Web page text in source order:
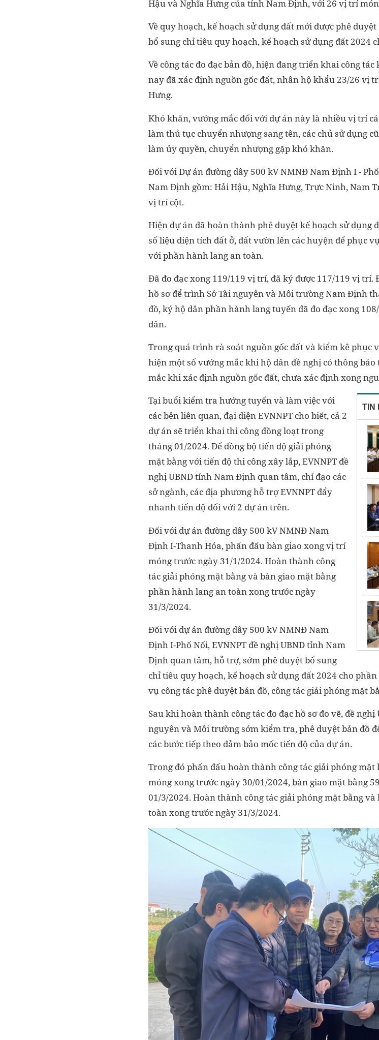
Hậu và Nghĩa Hưng của tỉnh Nam Định, với 26 vị trí
Về quy hoạch, kế hoạch sử dụng đất mới được phê
bổ sung chỉ tiêu quy hoạch, kế hoạch sử dụng đất 2024
Về công tác đo đạc bản đồ, hiện đang triển khai công
nay đã xác định nguồn gốc đất, nhân hộ khẩu 23/26 vị
Hưng.
Khó khăn, vướng mắc đối với dự án này là nhiều vị trí
làm thủ tục chuyển nhượng sang tên, các chủ sử dụng
làm ủy quyền, chuyển nhượng gặp khó khăn.
Đối với Dự án đường dây 500 kV NMNĐ Nam Định I -
Nam Định gồm: Hải Hậu, Nghĩa Hưng, Trực Ninh, Nam
vị trí cột.
Hiện dự án đã hoàn thành phê duyệt kế hoạch sử dụng
số liệu diện tích đất ở, đất vườn lên các huyện để phục
với phần hành lang an toàn.
Đã đo đạc xong 119/119 vị trí, đã ký được 117/119 vị
hồ sơ để trình Sở Tài nguyên và Môi trường Nam Định
đồ, ký hộ dân phần hành lang tuyến đã đo đạc xong
dân.
Trong quá trình rà soát nguồn gốc đất và kiểm kê phục
hiện một số vướng mắc khi hộ dân đề nghị có thông
mắc khi xác định nguồn gốc đất, chưa xác định xong
TIN
Tại buổi kiểm tra hướng tuyến và làm việc với
các bên liên quan, đại diện EVNNPT cho biết, cả 2
dự án sẽ triển khai thi công đồng loạt trong
tháng 01/2024. Để đồng bộ tiến độ giải phóng
mặt bằng với tiến độ thi công xây lắp, EVNNPT đề
nghị UBND tỉnh Nam Định quan tâm, chỉ đạo các
sở ngành, các địa phương hỗ trợ EVNNPT đẩy
nhanh tiến độ đối với 2 dự án trên.
Đối với dự án đường dây 500 kV NMNĐ Nam
Định I-Thanh Hóa, phấn đấu bàn giao xong vị trí
móng trước ngày 31/1/2024. Hoàn thành công
tác giải phóng mặt bằng và bàn giao mặt bằng
phần hành lang an toàn xong trước ngày
31/3/2024.
Đối với dự án đường dây 500 kV NMNĐ Nam
Định I-Phố Nối, EVNNPT đề nghị UBND tỉnh Nam
Định quan tâm, hỗ trợ, sớm phê duyệt bổ sung
chỉ tiêu quy hoạch, kế hoạch sử dụng đất 2024 cho
vụ công tác phê duyệt bản đồ, công tác giải phóng mặt
Sau khi hoàn thành công tác đo đạc hồ sơ đo vẽ, đề
nguyên và Môi trường sớm kiểm tra, phê duyệt bản đồ
các bước tiếp theo đảm bảo mốc tiến độ của dự án.
Trong đó phấn đấu hoàn thành công tác giải phóng
móng xong trước ngày 30/01/2024, bàn giao mặt bằng
01/3/2024. Hoàn thành công tác giải phóng mặt bằng
toàn xong trước ngày 31/3/2024.